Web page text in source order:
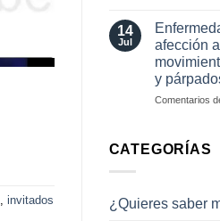
, invitados
14
Jul
afección
y
Comentarios
CATEGORÍAS
¿Quieres saber